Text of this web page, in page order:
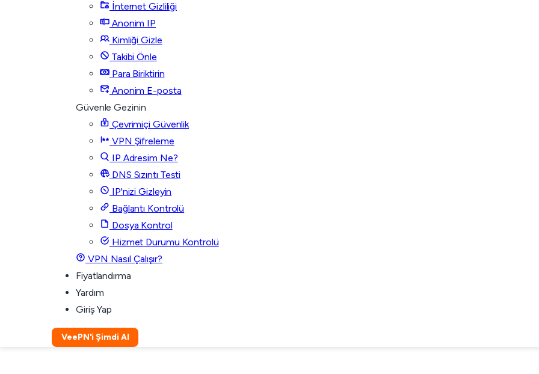
İnternet Gizliliği
Anonim IP
Kimliği Gizle
Takibi Önle
Para Biriktirin
Anonim E-posta
Güvenle Gezinin
Çevrimiçi Güvenlik
VPN Şifreleme
IP Adresim Ne?
DNS Sızıntı Testi
IP'nizi Gizleyin
Bağlantı Kontrolü
Dosya Kontrol
Hizmet Durumu Kontrolü
VPN Nasıl Çalışır?
Fiyatlandırma
Yardım
Giriş Yap
VeePN'i Şimdi Al